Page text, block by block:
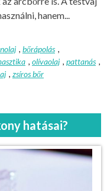
hanem...
, bőrápolás ,
, olívaolaj , pattanás ,
, zsíros bőr
hatásai?